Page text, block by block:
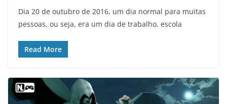
Dia 20 de outubro de 2016, um dia normal para muitas
pessoas, ou seja, era um dia de trabalho, escola
Read More